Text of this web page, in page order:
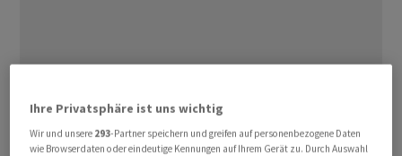
Ihre Privatsphäre ist uns wichtig
Wir und unsere 293-Partner speichern und greifen auf personenbezogene Daten
wie Browserdaten oder eindeutige Kennungen auf Ihrem Gerät zu. Durch Auswahl